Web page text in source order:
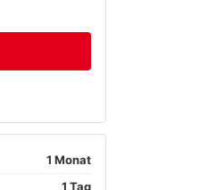
1 Monat
1 Tag